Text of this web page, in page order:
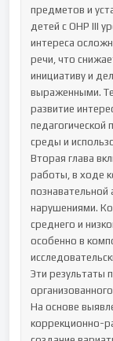
предметов и
детей с ОНР III
интереса
речи, что
инициативу и
выраженными.
развитие
среды и
Вторая глава
работы, в ходе
познавательной
нарушениями.
среднего и
особенно в
Эти результаты
На основе
коррекционно-